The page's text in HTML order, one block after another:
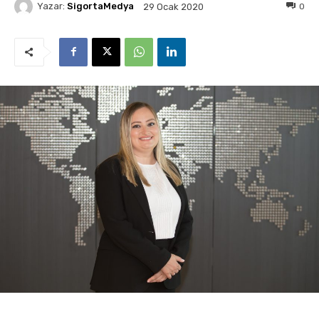
Yazar: SigortaMedya 29 Ocak 2020 0